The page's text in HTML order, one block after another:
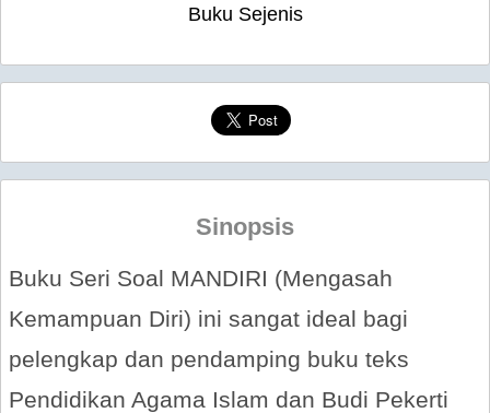
Buku Sejenis
Sinopsis
Buku Seri Soal MANDIRI (Mengasah
Kemampuan Diri) ini sangat ideal bagi
pelengkap dan pendamping buku teks
Pendidikan Agama Islam dan Budi Pekerti